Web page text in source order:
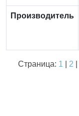
Производитель
Страница: 1 2